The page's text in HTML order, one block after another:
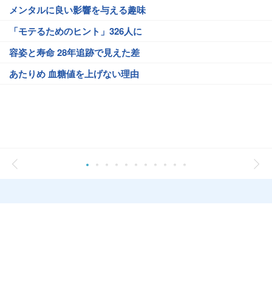
メンタルに良い影響を与える趣味
「モテるためのヒント」326人に
容姿と寿命 28年追跡で見えた差
あたりめ 血糖値を上げない理由